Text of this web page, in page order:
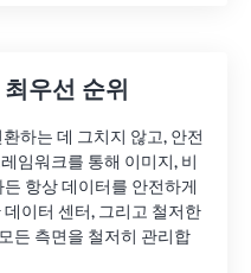
우선 순위
하는 데 그치지 않고, 안전
임워크를 통해 이미지, 비
항상 데이터를 안전하게
이터 센터, 그리고 철저한
든 측면을 철저히 관리합